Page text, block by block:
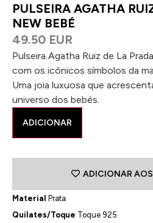
PULSEIRA AGATHA
NEW BEBÉ
49.50 EUR
Pulseira Agatha Ruiz de La
com os icónicos símbolos da
Uma joia luxuosa que
universo dos bebés.
ADICIONAR
ADICIONAR
Material
Prata
Quilates/Toque Toque 925